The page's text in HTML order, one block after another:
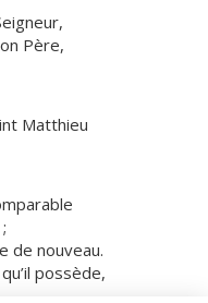
Père,
Matthieu
de nouveau.
possède,